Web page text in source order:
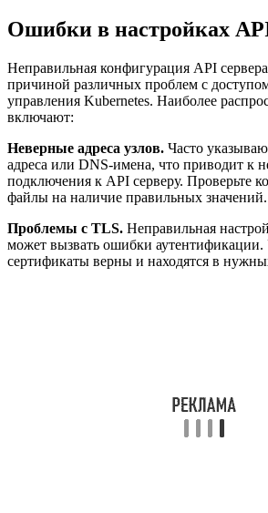
Ошибки в настройках
Неправильная конфигурация API
причиной различных проблем с
управления Kubernetes. Наиболее
включают:
Неверные адреса узлов. Часто
адреса или DNS-имена, что приводит к
подключения к API серверу. Проверьте
файлы на наличие правильных значений.
Проблемы с TLS. Неправильная
может вызвать ошибки аутентификации.
сертификаты верны и находятся в